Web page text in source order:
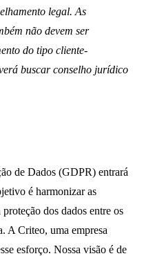
legal. As
não devem ser
do tipo cliente-
buscar conselho jurídico
de Dados (GDPR) entrará
é harmonizar as
dos dados entre os
A Criteo, uma empresa
esforço. Nossa visão é de